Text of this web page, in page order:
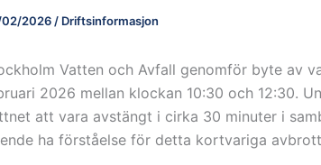
2026 / Driftsinformasjon
Vatten och Avfall genomför byte av
2026 mellan klockan 10:30 och 12:30.
att vara avstängt i cirka 30 minuter i
ha förståelse för detta kortvariga